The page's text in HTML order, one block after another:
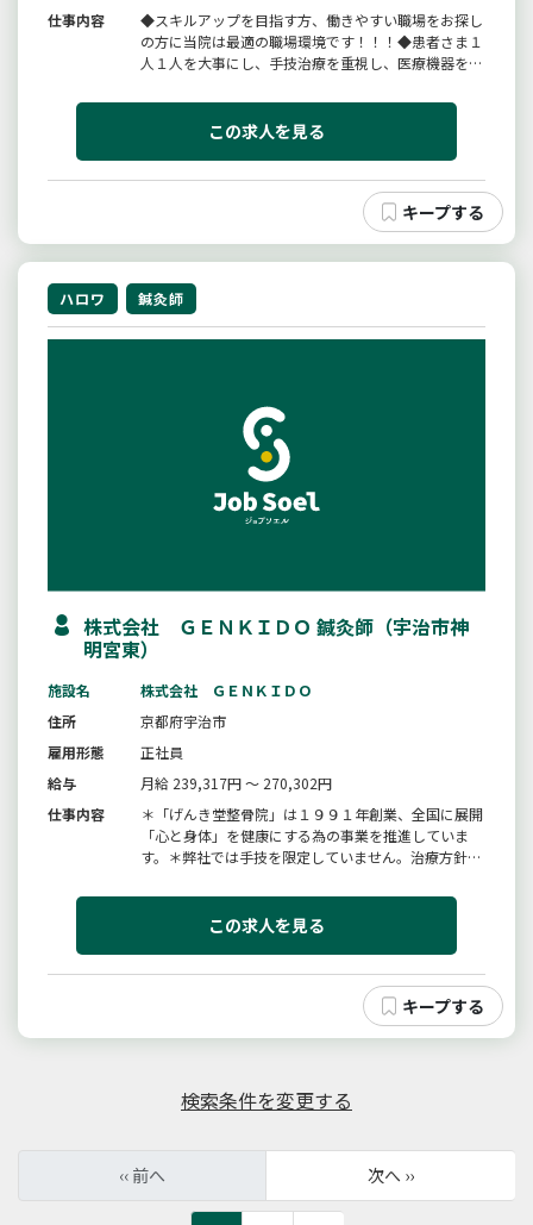
仕事内容
◆スキルアップを目指す方、働きやすい職場をお探し
の方に当院は最適の職場環境です！！！◆患者さま１
人１人を大事にし、手技治療を重視し、医療機器を用
手技治療、マッサージ、骨盤矯正、美容など多くの技
術と経験が学べます。・施術・受付・レセプト処理・
この求人を見る
ハロワ 鍼灸師
株式会社 ＧＥＮＫＩＤＯ 鍼灸師（宇治市神
明宮東）
施設名
株式会社 ＧＥＮＫＩＤＯ
住所
京都府宇治市
雇用形態
正社員
給与
月給 239,317円 ～ 270,302円
仕事内容
＊「げんき堂整骨院」は１９９１年創業、全国に展開
「心と身体」を健康にする為の事業を推進していま
す。＊弊社では手技を限定していません。治療方針に
様にあわせたオーダーメイドの施術を行なっていただ
けます。更に研修で新たな技術を身につけて提供でき
この求人を見る
検索条件を変更する
‹‹ 前へ 次へ ››